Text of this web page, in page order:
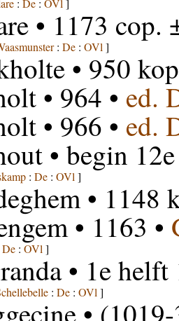
: De: OVl ]
• 1173 cop.
: De: OVl ]
• 950
• 964 • ed.
• 966 • ed.
• begin
: De: OVl ]
• 1148
• 1163 •
De: OVl ]
• 1e helft
: De: OVl ]
•